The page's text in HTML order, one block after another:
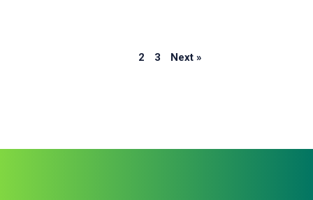
PagePage
2 Page
3 Next »